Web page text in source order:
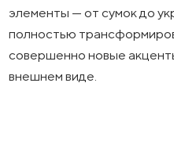
элементы — от сумок до
полностью
совершенно новые
внешнем виде.